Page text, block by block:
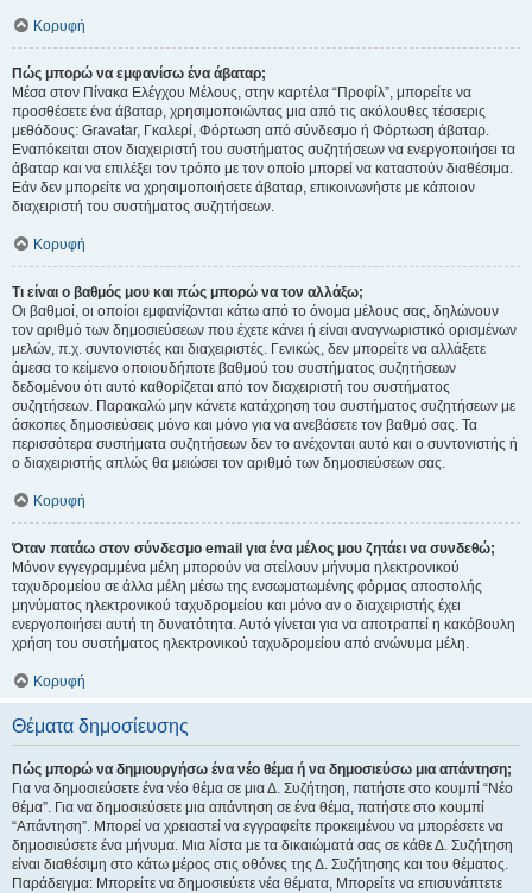
Κορυφή
Πώς μπορώ να εμφανίσω ένα άβαταρ;
Μέσα στον Πίνακα Ελέγχου Μέλους, στην καρτέλα “Προφίλ”, μπορείτε να
προσθέσετε ένα άβαταρ, χρησιμοποιώντας μια από τις ακόλουθες τέσσερις
μεθόδους: Gravatar, Γκαλερί, Φόρτωση από σύνδεσμο ή Φόρτωση άβαταρ.
Εναπόκειται στον διαχειριστή του συστήματος συζητήσεων να ενεργοποιήσει τα
άβαταρ και να επιλέξει τον τρόπο με τον οποίο μπορεί να καταστούν διαθέσιμα.
Εάν δεν μπορείτε να χρησιμοποιήσετε άβαταρ, επικοινωνήστε με κάποιον
διαχειριστή του συστήματος συζητήσεων.
Κορυφή
Τι είναι ο βαθμός μου και πώς μπορώ να τον αλλάξω;
Οι βαθμοί, οι οποίοι εμφανίζονται κάτω από το όνομα μέλους σας, δηλώνουν
τον αριθμό των δημοσιεύσεων που έχετε κάνει ή είναι αναγνωριστικό ορισμένων
μελών, π.χ. συντονιστές και διαχειριστές. Γενικώς, δεν μπορείτε να αλλάξετε
άμεσα το κείμενο οποιουδήποτε βαθμού του συστήματος συζητήσεων
δεδομένου ότι αυτό καθορίζεται από τον διαχειριστή του συστήματος
συζητήσεων. Παρακαλώ μην κάνετε κατάχρηση του συστήματος συζητήσεων με
άσκοπες δημοσιεύσεις μόνο και μόνο για να ανεβάσετε τον βαθμό σας. Τα
περισσότερα συστήματα συζητήσεων δεν το ανέχονται αυτό και ο συντονιστής ή
ο διαχειριστής απλώς θα μειώσει τον αριθμό των δημοσιεύσεων σας.
Κορυφή
Όταν πατάω στον σύνδεσμο email για ένα μέλος μου ζητάει να συνδεθώ;
Μόνον εγγεγραμμένα μέλη μπορούν να στείλουν μήνυμα ηλεκτρονικού
ταχυδρομείου σε άλλα μέλη μέσω της ενσωματωμένης φόρμας αποστολής
μηνύματος ηλεκτρονικού ταχυδρομείου και μόνο αν ο διαχειριστής έχει
ενεργοποιήσει αυτή τη δυνατότητα. Αυτό γίνεται για να αποτραπεί η κακόβουλη
χρήση του συστήματος ηλεκτρονικού ταχυδρομείου από ανώνυμα μέλη.
Κορυφή
Θέματα δημοσίευσης
Πώς μπορώ να δημιουργήσω ένα νέο θέμα ή να δημοσιεύσω μια απάντηση;
Για να δημοσιεύσετε ένα νέο θέμα σε μια Δ. Συζήτηση, πατήστε στο κουμπί “Νέο
θέμα”. Για να δημοσιεύσετε μια απάντηση σε ένα θέμα, πατήστε στο κουμπί
“Απάντηση”. Μπορεί να χρειαστεί να εγγραφείτε προκειμένου να μπορέσετε να
δημοσιεύσετε ένα μήνυμα. Μια λίστα με τα δικαιώματά σας σε κάθε Δ. Συζήτηση
είναι διαθέσιμη στο κάτω μέρος στις οθόνες της Δ. Συζήτησης και του θέματος.
Παράδειγμα: Μπορείτε να δημοσιεύετε νέα θέματα, Μπορείτε να επισυνάπτετε